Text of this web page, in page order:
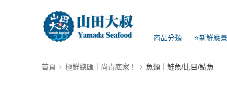
商品分類 ⭐新鮮應
首頁 極鮮總匯｜尚青底家！ 魚類｜鮭魚/比目/鯖魚